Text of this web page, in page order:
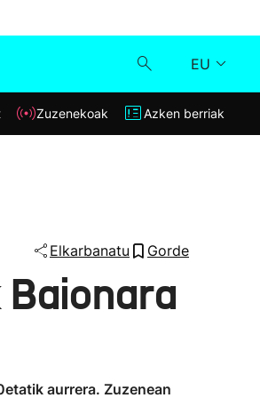
EU
Klisk
Azken berriak
Zuzenekoak Azken berriak
Elkarbanatu Gorde
aurrera. Zuzenean